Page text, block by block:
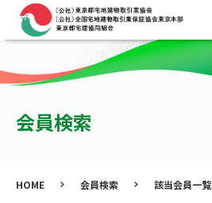
会員検索
HOME 会員検索 該当会員一覧